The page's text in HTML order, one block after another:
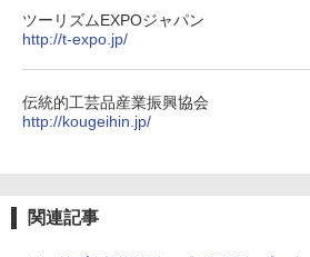
新しい日本地理 地
解く (講談社現代新
￥1,540
簡単設置 ポップア
ュ(BC仕様) PATC-
￥8,991
￥1,180
ゴムボート 空気入
保護 日光可読lcd 7
ツーリズムEXPOジャパン
http://t-expo.jp/
伝統的工芸品産業振興協会
http://kougeihin.jp/
関連記事